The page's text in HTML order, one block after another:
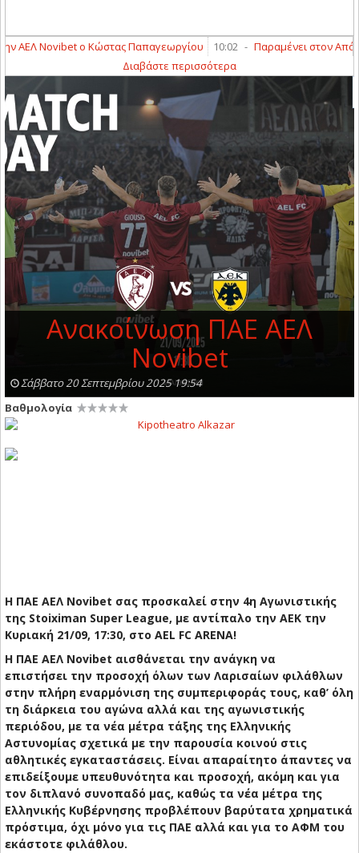
Novibet ο Κώστας Παπαγεωργίου 10:02 - Παραμένει στον
Διαβάστε περισσότερα
Ανακοίνωση ΠΑΕ ΑΕΛ
Novibet
Σάββατο 20 Σεπτεμβρίου 2025 19:54
Βαθμολογία
Η ΠΑΕ ΑΕΛ Novibet σας προσκαλεί στην 4η Αγωνιστικής
της Stoiximan Super League, με αντίπαλο την ΑΕΚ την
Κυριακή 21/09, 17:30, στο AEL FC ARENA!
Η ΠΑΕ ΑΕΛ Novibet αισθάνεται την ανάγκη να
επιστήσει την προσοχή όλων των Λαρισαίων φιλάθλων
στην πλήρη εναρμόνιση της συμπεριφοράς τους, καθ’ όλη
τη διάρκεια του αγώνα αλλά και της αγωνιστικής
περιόδου, με τα νέα μέτρα τάξης της Ελληνικής
Αστυνομίας σχετικά με την παρουσία κοινού στις
αθλητικές εγκαταστάσεις. Είναι απαραίτητο άπαντες να
επιδείξουμε υπευθυνότητα και προσοχή, ακόμη και για
τον διπλανό συνοπαδό μας, καθώς τα νέα μέτρα της
Ελληνικής Κυβέρνησης προβλέπουν βαρύτατα χρηματικά
πρόστιμα, όχι μόνο για τις ΠΑΕ αλλά και για το ΑΦΜ του
εκάστοτε φιλάθλου.